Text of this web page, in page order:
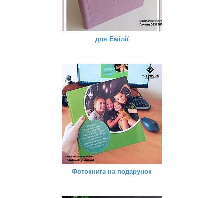
для Емілії
Фотокнига на подарунок